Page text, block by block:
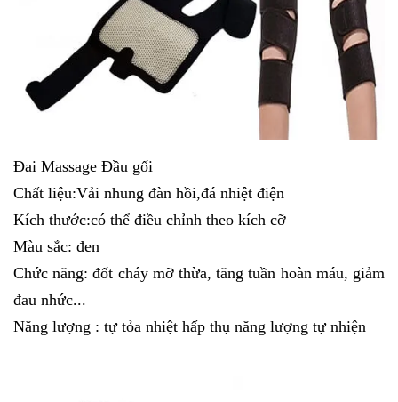
Đai Massage Đầu gối
Chất liệu:Vải nhung đàn hồi,đá nhiệt điện
Kích thước:có thể điều chỉnh theo kích cỡ
Màu sắc: đen
Chức năng: đốt cháy mỡ thừa, tăng tuần hoàn máu, giảm
đau nhức...
Năng lượng : tự tỏa nhiệt hấp thụ năng lượng tự nhiện